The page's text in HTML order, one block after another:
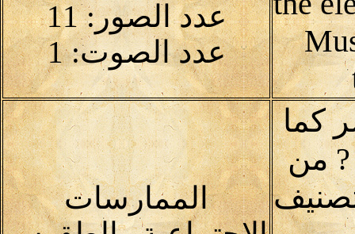
عدد الصور: 11
عدد الصوت: 1
كما
? من
تصنيف
الممارسات